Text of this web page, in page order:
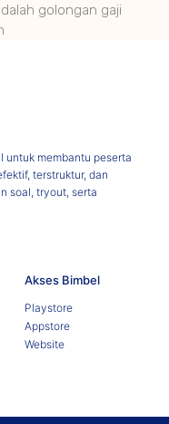
golongan gaji
untuk membantu peserta
terstruktur, dan
soal, tryout, serta
Akses Bimbel
Playstore
Appstore
Website